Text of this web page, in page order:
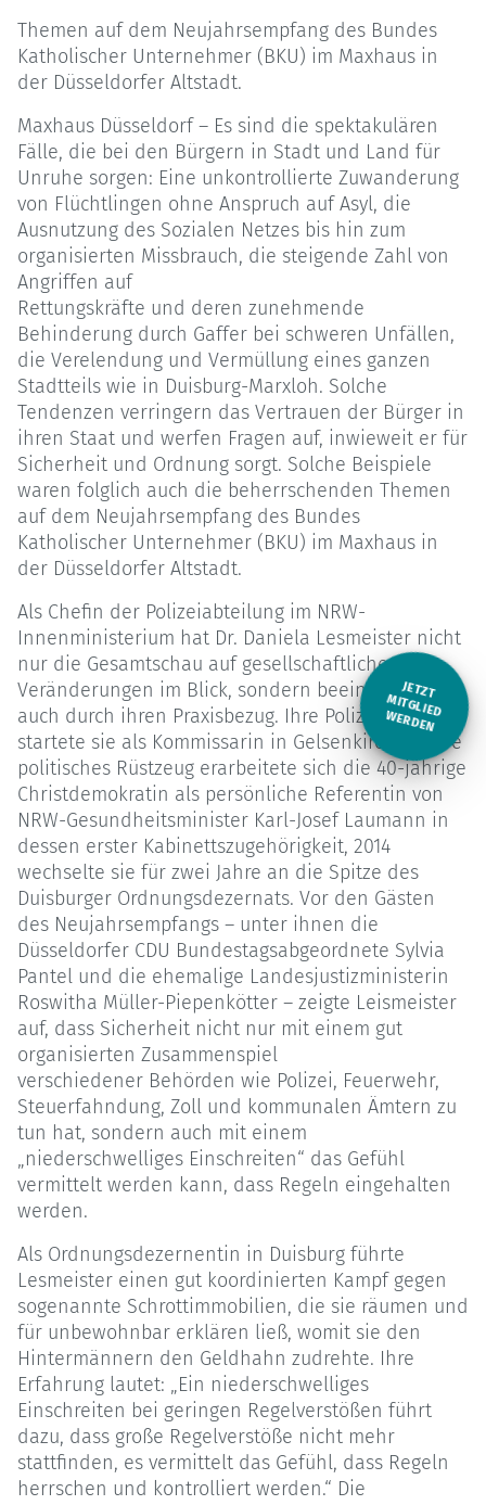
JETZT
M
ITGLIED W
ERDEN
Themen auf dem Neujahrsempfang des Bundes
Katholischer Unternehmer (BKU) im Maxhaus in
der Düsseldorfer Altstadt.
Maxhaus Düsseldorf – Es sind die spektakulären
Fälle, die bei den Bürgern in Stadt und Land für
Unruhe sorgen: Eine unkontrollierte Zuwanderung
von Flüchtlingen ohne Anspruch auf Asyl, die
Ausnutzung des Sozialen Netzes bis hin zum
organisierten Missbrauch, die steigende Zahl von
Angriffen auf
Rettungskräfte und deren zunehmende
Behinderung durch Gaffer bei schweren Unfällen,
die Verelendung und Vermüllung eines ganzen
Stadtteils wie in Duisburg-Marxloh. Solche
Tendenzen verringern das Vertrauen der Bürger in
ihren Staat und werfen Fragen auf, inwieweit er für
Sicherheit und Ordnung sorgt. Solche Beispiele
waren folglich auch die beherrschenden Themen
auf dem Neujahrsempfang des Bundes
Katholischer Unternehmer (BKU) im Maxhaus in
der Düsseldorfer Altstadt.
Als Chefin der Polizeiabteilung im NRW-
Innenministerium hat Dr. Daniela Lesmeister nicht
nur die Gesamtschau auf gesellschaftliche
Veränderungen im Blick, sondern beeindruckt
auch durch ihren Praxisbezug. Ihre Polizeikarriere
startete sie als Kommissarin in Gelsenkirchen, ihre
politisches Rüstzeug erarbeitete sich die 40-jährige
Christdemokratin als persönliche Referentin von
NRW-Gesundheitsminister Karl-Josef Laumann in
dessen erster Kabinettszugehörigkeit, 2014
wechselte sie für zwei Jahre an die Spitze des
Duisburger Ordnungsdezernats. Vor den Gästen
des Neujahrsempfangs – unter ihnen die
Düsseldorfer CDU Bundestagsabgeordnete Sylvia
Pantel und die ehemalige Landesjustizministerin
Roswitha Müller-Piepenkötter – zeigte Leismeister
auf, dass Sicherheit nicht nur mit einem gut
organisierten Zusammenspiel
verschiedener Behörden wie Polizei, Feuerwehr,
Steuerfahndung, Zoll und kommunalen Ämtern zu
tun hat, sondern auch mit einem
„niederschwelliges Einschreiten“ das Gefühl
vermittelt werden kann, dass Regeln eingehalten
werden.
Als Ordnungsdezernentin in Duisburg führte
Lesmeister einen gut koordinierten Kampf gegen
sogenannte Schrottimmobilien, die sie räumen und
für unbewohnbar erklären ließ, womit sie den
Hintermännern den Geldhahn zudrehte. Ihre
Erfahrung lautet: „Ein niederschwelliges
Einschreiten bei geringen Regelverstößen führt
dazu, dass große Regelverstöße nicht mehr
stattfinden, es vermittelt das Gefühl, dass Regeln
herrschen und kontrolliert werden.“ Die